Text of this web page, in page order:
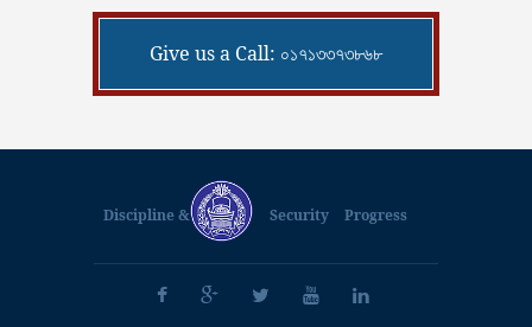
Give us a Call: ০১৭১৩৩৭৩৮৬৮
Discipline & Security Progress